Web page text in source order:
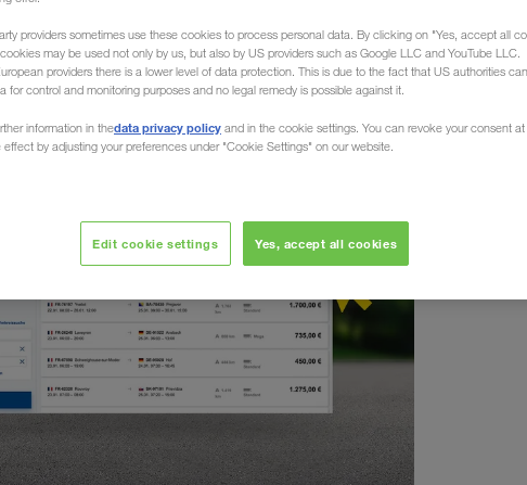
цене.
providers sometimes use these cookies to process personal data. By clicking on "Yes, accept all
may be used not only by us, but also by US providers such as Google LLC and YouTube LLC.
providers there is a lower level of data protection. This is due to the fact that US authorities can
for control and monitoring purposes and no legal remedy is possible against it.
information in thedata privacy policy and in the cookie settings. You can revoke your consent
effect by adjusting your preferences under "Cookie Settings" on our website.
Edit cookie settings Yes, accept all cookies